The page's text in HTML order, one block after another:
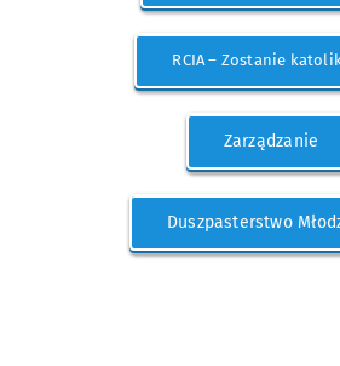
RCIA – Zostanie
Zarządzanie
Duszpasterstwo